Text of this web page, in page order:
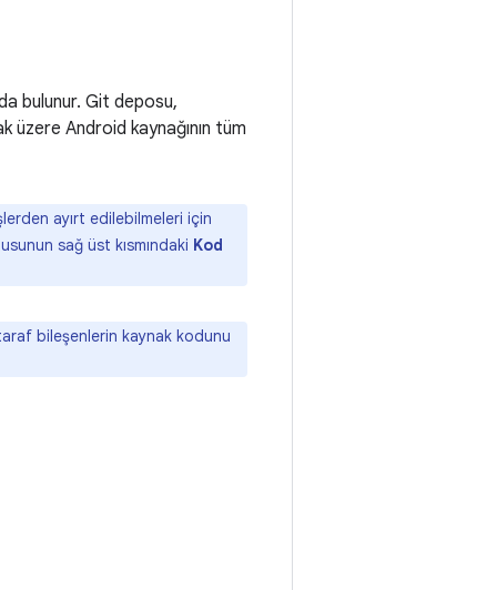
bulunur. Git deposu,
üzere Android kaynağının tüm
ayırt edilebilmeleri için
sağ üst kısmındaki Kod
bileşenlerin kaynak kodunu